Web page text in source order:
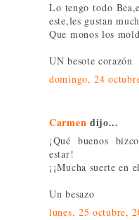
Lo tengo todo
este,les gustan
Que monos los
UN besote corazón
domingo, 24
Carmen dijo...
¡Qué buenos
estar!
¡¡Mucha suerte en
Un besazo
lunes, 25 octubre,